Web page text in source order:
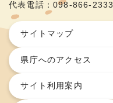
代表電話：098-866-2333
サイトマップ
県庁へのアクセス
サイト利用案内